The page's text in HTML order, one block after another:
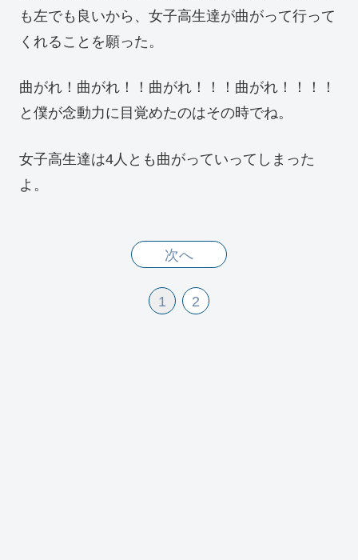
も左でも良いから、女子高生達が曲がって行って
くれることを願った。
曲がれ！曲がれ！！曲がれ！！！曲がれ！！！！
と僕が念動力に目覚めたのはその時でね。
女子高生達は4人とも曲がっていってしまった
よ。
次へ
1 2